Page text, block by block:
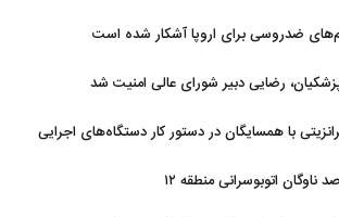
ضدروسی برای اروپا آشکار شده است
رضایی دبیر شورای عالی امنیت شد
با همسایگان در دستور کار دستگاه‌های اجرایی